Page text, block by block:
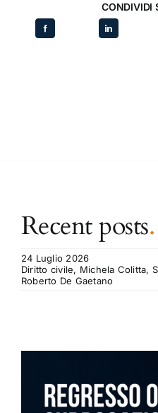
CONDIVIDI
Recent posts.
24 Luglio 2026
Diritto civile, Michela Colitta,
Roberto De Gaetano